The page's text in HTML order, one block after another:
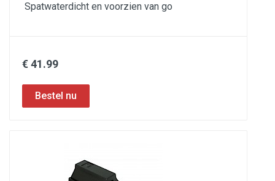
Spatwaterdicht en voorzien van go
€ 41.99